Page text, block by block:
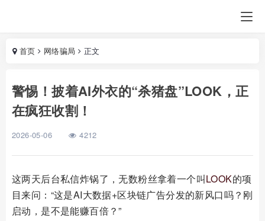
首页 网络骗局 正文
警惕！披着AI外衣的“杀猪盘”LOOK，正
在疯狂收割！
2026-05-06 4212
这两天后台私信炸锅了，无数粉丝拿着一个叫LOOK的项
目来问：“这是AI大数据+区块链广告分发的新风口吗？刚
启动，是不是能赚百倍？”